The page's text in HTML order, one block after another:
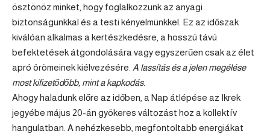
ösztönöz minket, hogy foglalkozzunk az anyagi
biztonságunkkal és a testi kényelmünkkel. Ez az időszak
kiválóan alkalmas a kertészkedésre, a hosszú távú
befektetések átgondolására vagy egyszerűen csak az élet
apró örömeinek kiélvezésére. A lassítás és a jelen megélése
most kifizetődőbb, mint a kapkodás.
Ahogy haladunk előre az időben, a Nap átlépése az Ikrek
jegyébe május 20-án gyökeres változást hoz a kollektív
hangulatban. A nehézkesebb, megfontoltabb energiákat